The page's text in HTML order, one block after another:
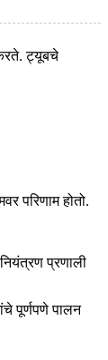
ट्यूबचे
परिणाम होतो.
प्रणाली
पूर्णपणे पालन